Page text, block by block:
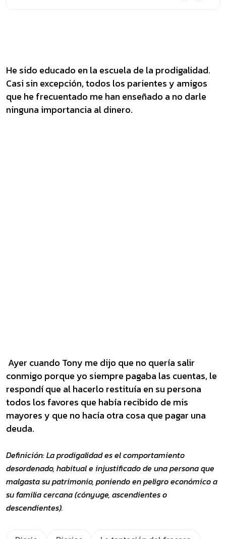
He sido educado en la escuela de la prodigalidad.
Casi sin excepción, todos los parientes y amigos
que he frecuentado me han enseñado a no darle
ninguna importancia al dinero.
Ayer cuando Tony me dijo que no quería salir
conmigo porque yo siempre pagaba las cuentas, le
respondí que al hacerlo restituía en su persona
todos los favores que había recibido de mis
mayores y que no hacía otra cosa que pagar una
deuda.
Definición: La prodigalidad es el comportamiento
desordenado, habitual e injustificado de una persona que
malgasta su patrimonio, poniendo en peligro económico a
su familia cercana (cónyuge, ascendientes o
descendientes).